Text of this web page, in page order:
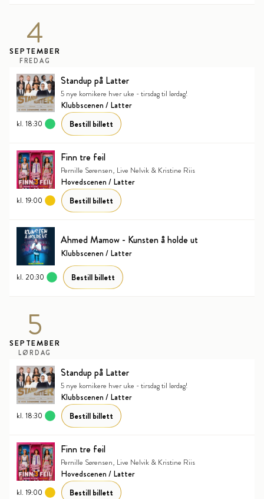
4
SEPTEMBER
FREDAG
Standup på Latter
5 nye komikere hver uke - tirsdag til lørdag!
Klubbscenen / Latter
kl. 18:30 Bestill billett
Finn tre feil
Pernille Sørensen, Live Nelvik & Kristine Riis
Hovedscenen / Latter
kl. 19:00 Bestill billett
Ahmed Mamow - Kunsten å holde ut
Klubbscenen / Latter
kl. 20:30 Bestill billett
5
SEPTEMBER
LØRDAG
Standup på Latter
5 nye komikere hver uke - tirsdag til lørdag!
Klubbscenen / Latter
kl. 18:30 Bestill billett
Finn tre feil
Pernille Sørensen, Live Nelvik & Kristine Riis
Hovedscenen / Latter
kl. 19:00 Bestill billett